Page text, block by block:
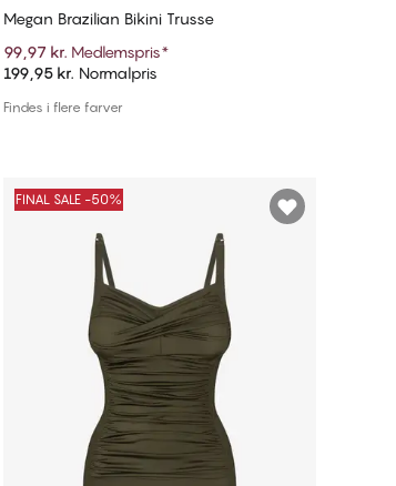
Tilføj til kurv
Megan Brazilian Bikini Trusse
99,97 kr. Medlemspris*
199,95 kr. Normalpris
Findes i flere farver
FINAL SALE -50%